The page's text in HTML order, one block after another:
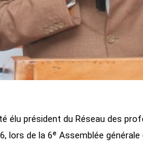
élu président du Réseau des
lors de la 6ᵉ Assemblée